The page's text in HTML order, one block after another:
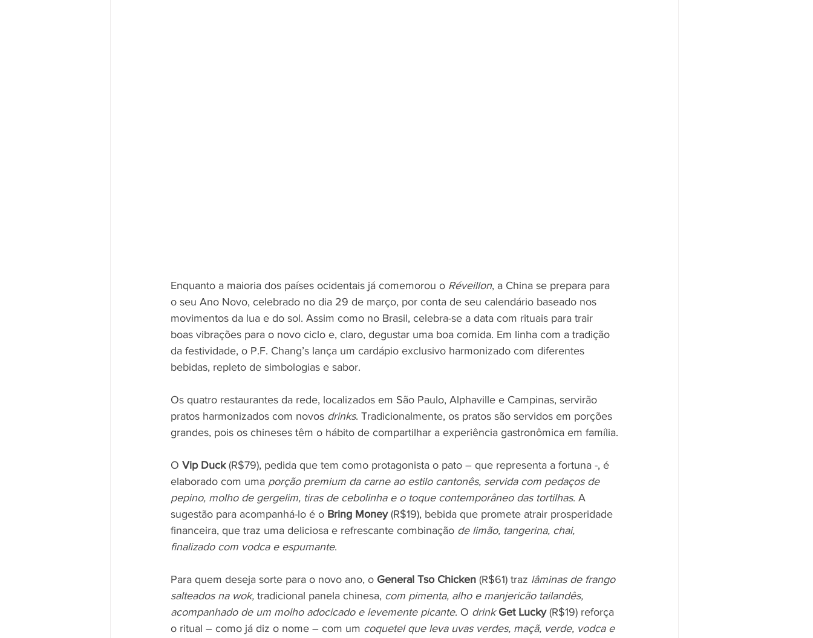
Enquanto a maioria dos países ocidentais já comemorou o Réveillon, a China se prepara para
o seu Ano Novo, celebrado no dia 29 de março, por conta de seu calendário baseado nos
movimentos da lua e do sol. Assim como no Brasil, celebra-se a data com rituais para trair
boas vibrações para o novo ciclo e, claro, degustar uma boa comida. Em linha com a tradição
da festividade, o P.F. Chang’s lança um cardápio exclusivo harmonizado com diferentes
bebidas, repleto de simbologias e sabor.
Os quatro restaurantes da rede, localizados em São Paulo, Alphaville e Campinas, servirão
pratos harmonizados com novos drinks. Tradicionalmente, os pratos são servidos em porções
grandes, pois os chineses têm o hábito de compartilhar a experiência gastronômica em família.
O Vip Duck (R$79), pedida que tem como protagonista o pato – que representa a fortuna -, é
elaborado com uma porção premium da carne ao estilo cantonês, servida com pedaços de
pepino, molho de gergelim, tiras de cebolinha e o toque contemporâneo das tortilhas. A
sugestão para acompanhá-lo é o Bring Money (R$19), bebida que promete atrair prosperidade
financeira, que traz uma deliciosa e refrescante combinação de limão, tangerina, chai,
finalizado com vodca e espumante.
Para quem deseja sorte para o novo ano, o General Tso Chicken (R$61) traz lâminas de frango
salteados na wok, tradicional panela chinesa, com pimenta, alho e manjericão tailandês,
acompanhado de um molho adocicado e levemente picante. O drink Get Lucky (R$19) reforça
o ritual – como já diz o nome – com um coquetel que leva uvas verdes, maçã, verde, vodca e